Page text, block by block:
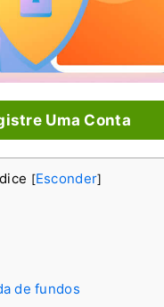
Uma Conta
[Esconder]
de fundos